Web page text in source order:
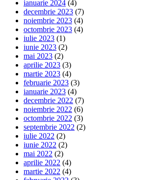
ianuarie 2024 (4)
decembrie 2023 (7)
noiembrie 2023 (4)
octombrie 2023 (4)
iulie 2023 (1)
iunie 2023 (2)
mai 2023 (2)
aprilie 2023 (3)
martie 2023 (4)
februarie 2023 (3)
ianuarie 2023 (4)
decembrie 2022 (7)
noiembrie 2022 (6)
octombrie 2022 (3)
septembrie 2022 (2)
iulie 2022 (2)
iunie 2022 (2)
mai 2022 (2)
aprilie 2022 (4)
martie 2022 (4)